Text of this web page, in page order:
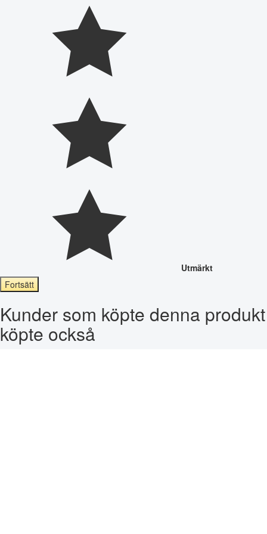
Utmärkt
Fortsätt
Kunder som köpte denna produkt
köpte också